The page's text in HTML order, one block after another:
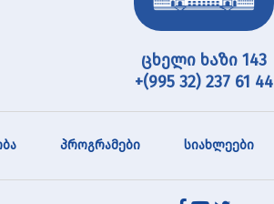
ცხელი ხაზი 143
+(995 32) 237 61 44
პროგრამები სიახლეები